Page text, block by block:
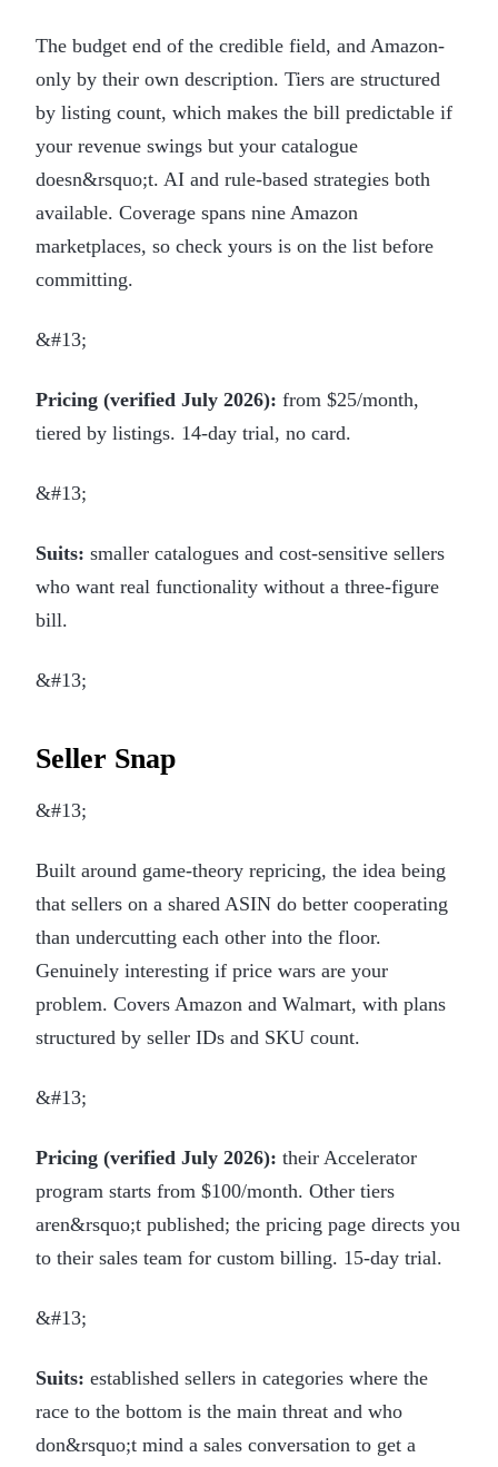
The budget end of the credible field, and Amazon-
only by their own description. Tiers are structured
by listing count, which makes the bill predictable if
your revenue swings but your catalogue
doesn&rsquo;t. AI and rule-based strategies both
available. Coverage spans nine Amazon
marketplaces, so check yours is on the list before
committing.
&#13;
Pricing (verified July 2026): from $25/month,
tiered by listings. 14-day trial, no card.
&#13;
Suits: smaller catalogues and cost-sensitive sellers
who want real functionality without a three-figure
bill.
&#13;
Seller Snap
&#13;
Built around game-theory repricing, the idea being
that sellers on a shared ASIN do better cooperating
than undercutting each other into the floor.
Genuinely interesting if price wars are your
problem. Covers Amazon and Walmart, with plans
structured by seller IDs and SKU count.
&#13;
Pricing (verified July 2026): their Accelerator
program starts from $100/month. Other tiers
aren&rsquo;t published; the pricing page directs you
to their sales team for custom billing. 15-day trial.
&#13;
Suits: established sellers in categories where the
race to the bottom is the main threat and who
don&rsquo;t mind a sales conversation to get a